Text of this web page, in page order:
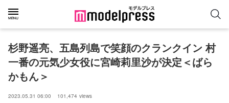
杉野遥亮、五島列島で笑顔のクランクイン 村
一番の元気少女役に宮崎莉里沙が決定＜ばら
かもん＞
2023.05.31 06:00 101,474 views